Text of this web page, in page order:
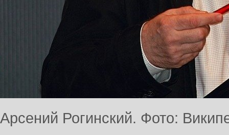
Арсений Рогинский. Фото: